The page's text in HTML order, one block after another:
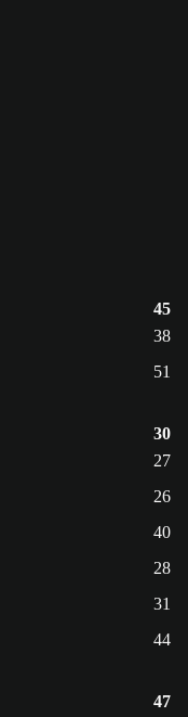
45
38
51
30
27
26
40
28
31
44
47